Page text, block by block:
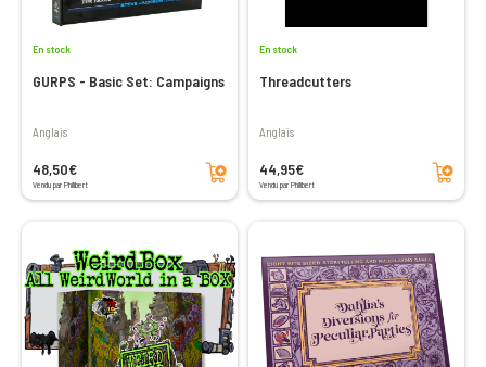
En stock
GURPS - Basic Set: Campaigns
Anglais
48,50€
Vendu par Philibert
Ajouter au panier
En stock
Threadcutters
Anglais
44,95€
Vendu par Philibert
Ajouter au panier